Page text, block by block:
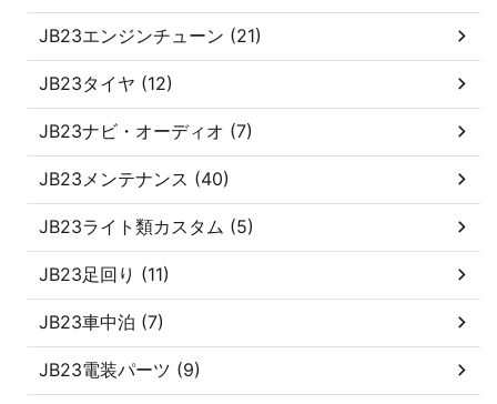
JB23エンジンチューン (21)
JB23タイヤ (12)
JB23ナビ・オーディオ (7)
JB23メンテナンス (40)
JB23ライト類カスタム (5)
JB23足回り (11)
JB23車中泊 (7)
JB23電装パーツ (9)